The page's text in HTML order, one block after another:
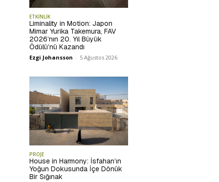
ETKİNLİK
Liminality in Motion: Japon
Mimar Yurika Takemura, FAV
2026’nın 20. Yıl Büyük
Ödülü’nü Kazandı
Ezgi Johansson - 5 Ağustos 2026
PROJE
House in Harmony: İsfahan’ın
Yoğun Dokusunda İçe Dönük
Bir Sığınak